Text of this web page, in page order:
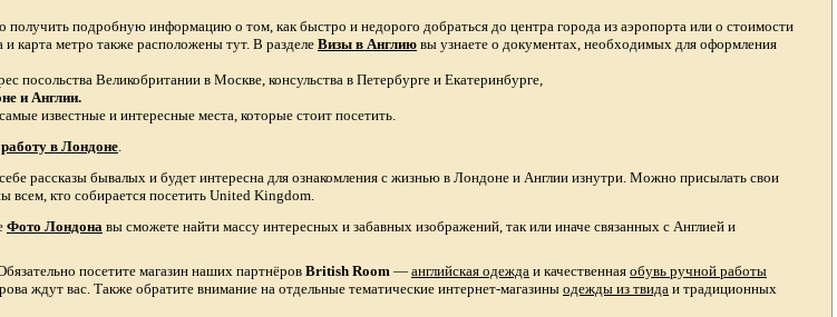
получить подробную информацию о том, как быстро и недорого добраться до центра города из аэропорта или о стоимости
карта метро также расположены тут. В разделе Визы в Англию вы узнаете о документах, необходимых для оформления
посольства Великобритании в Москве, консульства в Петербурге и Екатеринбурге,
и Англии.
известные и интересные места, которые стоит посетить.
работу в Лондоне.
рассказы бывалых и будет интересна для ознакомления с жизнью в Лондоне и Англии изнутри. Можно присылать свои
всем, кто собирается посетить United Kingdom.
Фото Лондона вы сможете найти массу интересных и забавных изображений, так или иначе связанных с Англией и
посетите магазин наших партнёров British Room — английская одежда и качественная обувь ручной работы
ждут вас. Также обратите внимание на отдельные тематические интернет-магазины одежды из твида и традиционных